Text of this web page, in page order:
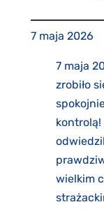
7 maja 2026
7 maja
zrobiło
kontrolą!
wielkim